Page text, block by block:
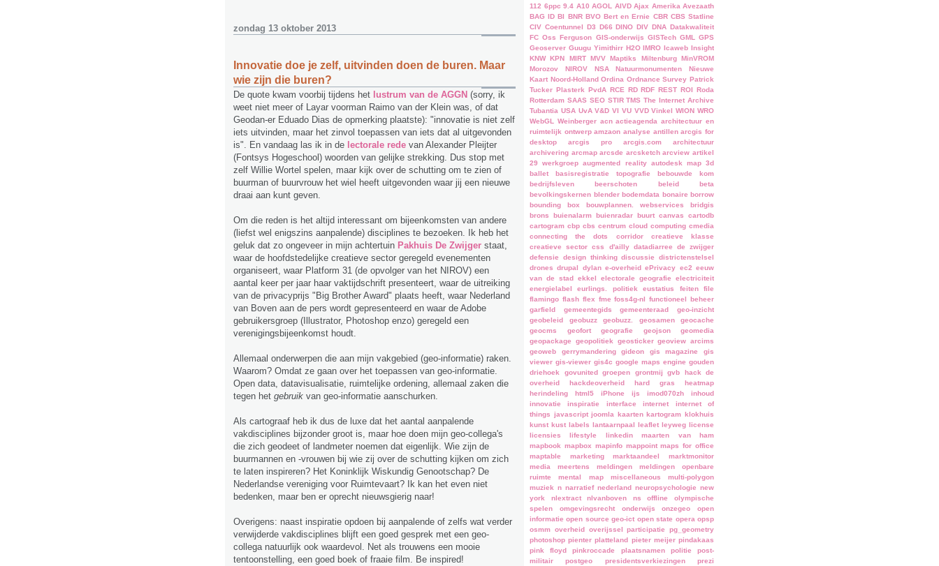
zondag 13 oktober 2013
Innovatie doe je zelf, uitvinden doen de buren. Maar
wie zijn die buren?
De quote kwam voorbij tijdens het lustrum van de AGGN (sorry, ik
weet niet meer of Layar voorman Raimo van der Klein was, of dat
Geodan-er Eduado Dias de opmerking plaatste): "innovatie is niet zelf
iets uitvinden, maar het zinvol toepassen van iets dat al uitgevonden
is". En vandaag las ik in de lectorale rede van Alexander Pleijter
(Fontsys Hogeschool) woorden van gelijke strekking. Dus stop met
zelf Willie Wortel spelen, maar kijk over de schutting om te zien of
buurman of buurvrouw het wiel heeft uitgevonden waar jij een nieuwe
draai aan kunt geven.
Om die reden is het altijd interessant om bijeenkomsten van andere
(liefst wel enigszins aanpalende) disciplines te bezoeken. Ik heb het
geluk dat zo ongeveer in mijn achtertuin Pakhuis De Zwijger staat,
waar de hoofdstedelijke creatieve sector geregeld evenementen
organiseert, waar Platform 31 (de opvolger van het NIROV) een
aantal keer per jaar haar vaktijdschrift presenteert, waar de uitreiking
van de privacyprijs "Big Brother Award" plaats heeft, waar Nederland
van Boven aan de pers wordt gepresenteerd en waar de Adobe
gebruikersgroep (Illustrator, Photoshop enzo) geregeld een
verenigingsbijeenkomst houdt.
Allemaal onderwerpen die aan mijn vakgebied (geo-informatie) raken.
Waarom? Omdat ze gaan over het toepassen van geo-informatie.
Open data, datavisualisatie, ruimtelijke ordening, allemaal zaken die
tegen het gebruik van geo-informatie aanschurken.
Als cartograaf heb ik dus de luxe dat het aantal aanpalende
vakdisciplines bijzonder groot is, maar hoe doen mijn geo-collega's
die zich geodeet of landmeter noemen dat eigenlijk. Wie zijn de
buurmannen en -vrouwen bij wie zij over de schutting kijken om zich
te laten inspireren? Het Koninklijk Wiskundig Genootschap? De
Nederlandse vereniging voor Ruimtevaart? Ik kan het even niet
bedenken, maar ben er oprecht nieuwsgierig naar!
Overigens: naast inspiratie opdoen bij aanpalende of zelfs wat verder
verwijderde vakdisciplines blijft een goed gesprek met een geo-
collega natuurlijk ook waardevol. Net als trouwens een mooie
tentoonstelling, een goed boek of fraaie film. Be inspired!
112 6ppc 9.4 A10 AGOL AIVD Ajax Amerika Avezaath
BAG ID BI BNR BVO Bert en Ernie CBR CBS Statline
CIV Coentunnel D3 D66 DINO DIV DNA Datakwaliteit
FC Oss Ferguson GIS-onderwijs GISTech GML
GPS
Geoserver Guugu Yimithirr H2O IMRO Icaweb Insight
KNW KPN MIRT MVV Maptiks Miltenburg MinVROM
Morozov
NIROV NSA Natuurmonumenten
Nieuwe
Kaart Noord-Holland Ordina Ordnance Survey Patrick
Tucker Plasterk PvdA RCE RD RDF REST ROI Roda
Rotterdam SAAS SEO STIR TMS The Internet Archive
Tubantia USA UvA V&D VI VU VVD Vinkel WION WRO
WebGL
Weinberger acn actieagenda architectuur en
ruimtelijk ontwerp amzaon analyse antillen arcgis for
desktop
arcgis pro arcgis.com
architectuur
archivering arcmap arcsde arcsketch arcview artikel
29 werkgroep augmented reality autodesk map 3d
ballet
basisregistratie topografie
bebouwde kom
bedrijfsleven
beerschoten beleid
beta
bevolkingskernen blender bodemdata bonaire borrow
bounding box
bouwplannen. webservices
bridgis
brons
buienalarm buienradar buurt canvas
cartodb
cartogram cbp cbs centrum cloud computing cmedia
connecting the dots
corridor
creatieve klasse
creatieve sector css d'ailly datadiarree
de zwijger
defensie
design thinking discussie
districtenstelsel
drones drupal dylan e-overheid ePrivacy ec2 eeuw
van de stad ekkel electorale geografie
electriciteit
energielabel
eurlings. politiek eustatius feiten
file
flamingo flash flex fme foss4g-nl functioneel beheer
garfield
gemeentegids gemeenteraad
geo-inzicht
geobeleid
geobuzz geobuzz. geosamen
geocache
geocms
geofort geografie geojson
geomedia
geopackage
geopolitiek geosticker geoview arcims
geoweb
gerrymandering gideon gis magazine
gis
viewer gis-viewer gis4c google maps engine gouden
driehoek
govunited groepen grontmij gvb
hack de
overheid
hackdeoverheid hard gras
heatmap
herindeling
html5 iPhone ijs imod070zh
inhoud
innovatie
inspiratie interface internet
internet of
things javascript joomla kaarten kartogram klokhuis
kunst kust labels lantaarnpaal leaflet leyweg license
licensies
lifestyle linkedin
maarten van ham
mapbook mapbox mapinfo mappoint maps for office
maptable
marketing marktaandeel
marktmonitor
media
meertens meldingen
meldingen openbare
ruimte
mental map miscellaneous
multi-polygon
muziek n narratief nederland neuropsychologie new
york
nlextract nlvanboven ns offline
olympische
spelen
omgevingsrecht onderwijs onzegeo
open
informatie open source geo-ict open state opera opsp
osmm overheid overijssel participatie
pg_geometry
photoshop pienter platteland pieter meijer pindakaas
pink floyd
pinkroccade plaatsnamen politie
post-
militair
postgeo presidentsverkiezingen
prezi